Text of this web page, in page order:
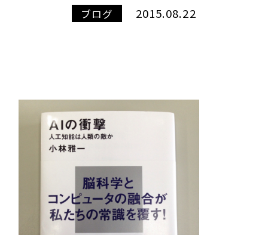
ブログ 2015.08.22